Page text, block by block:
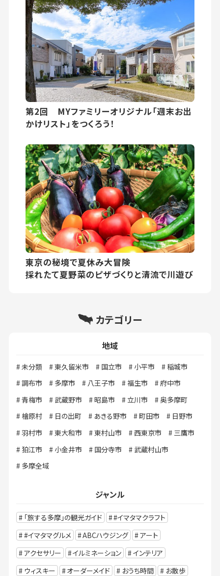
第2回 MYファミリーオリジナル「週末お出
かけリスト」をつくろう！
東京の秘境で夏休み大冒険
採れたて夏野菜のピザづくりと清流で川遊び
カテゴリー
地域
未分類 東久留米市 国立市 小平市
稲城市
調布市
多摩市 八王子市 福生市
府中市
青梅市
武蔵野市 昭島市 立川市
奥多摩町
檜原村
日の出町 あきる野市 町田市
日野市
羽村市
東大和市 東村山市 西東京市
三鷹市
狛江市
小金井市 国分寺市
武蔵村山市
多摩全域
ジャンル
「旅する多摩」の観光ガイド
#イマタマクラフト
#イマタマグルメ
ABCハウジング
アート
アクセサリー
イルミネーション
インテリア
ウィスキー
オーダーメイド おうち時間
お散歩